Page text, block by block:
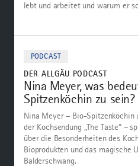
lebt und arbeitet und warum er
PODCAST
DER ALLGÄU PODCAST
Nina Meyer, was
Spitzenköchin zu sein?
Nina Meyer – Bio-Spitzenköchin
der Kochsendung „The Taste“ –
über die Besonderheiten des
Bioprodukten und das magische
Balderschwang.